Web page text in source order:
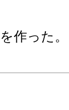
作った。